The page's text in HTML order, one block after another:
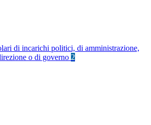
di incarichi politici, di amministrazione,
o di governo 2